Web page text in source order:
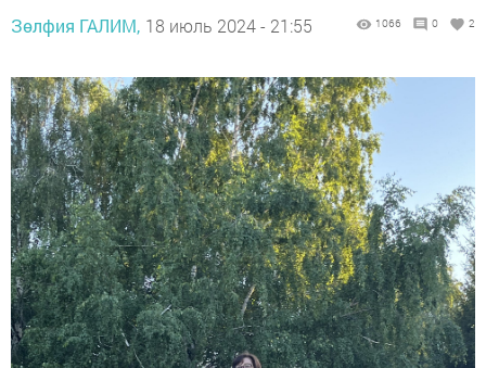
Зөлфия ГАЛИМ, 18 июль 2024 - 21:55 1066 0 2